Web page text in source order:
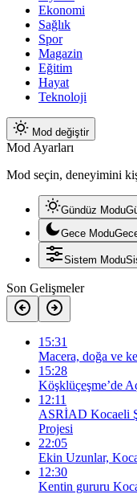
Ekonomi
Sağlık
Spor
Magazin
Eğitim
Hayat
Teknoloji
Mod değiştir
Mod Ayarları
Mod seçin, deneyimini
Gündüz Modu
Gece Modu
Sistem Modu
Son Gelişmeler
15:31
Macera, doğa ve
15:28
Köşklüçeşme’de
12:11
ASRİAD Kocaeli
Projesi
22:05
Ekin Uzunlar,
12:30
Kentin gururu